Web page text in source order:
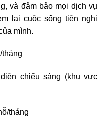
và đảm bảo mọi dịch vụ
lại cuộc sống tiện nghi
mình.
chiếu sáng (khu vực
tháng